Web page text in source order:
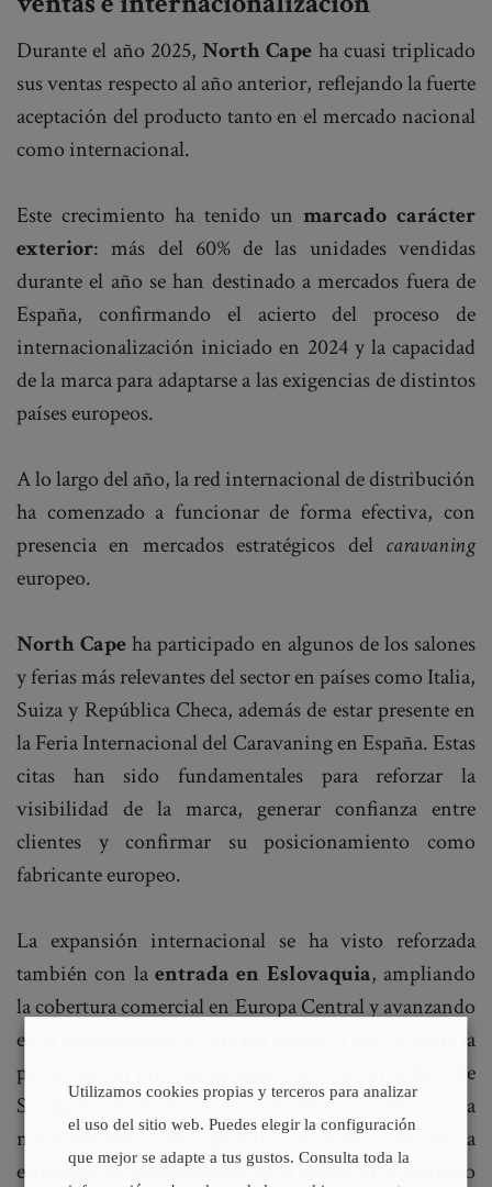
Durante el año 2025, North Cape ha cuasi triplicado
sus ventas respecto al año anterior, reflejando la fuerte
aceptación del producto tanto en el mercado nacional
como internacional.
Este crecimiento ha tenido un marcado carácter
exterior: más del 60% de las unidades vendidas
durante el año se han destinado a mercados fuera de
España, confirmando el acierto del proceso de
internacionalización iniciado en 2024 y la capacidad
de la marca para adaptarse a las exigencias de distintos
países europeos.
A lo largo del año, la red internacional de distribución
ha comenzado a funcionar de forma efectiva, con
presencia en mercados estratégicos del caravaning
europeo.
North Capeha participado en algunos de los salones
y ferias más relevantes del sector en países como Italia,
Suiza y República Checa, además de estar presente en
la Feria Internacional del Caravaning en España. Estas
citas han sido fundamentales para reforzar la
visibilidad de la marca, generar confianza entre
clientes y confirmar su posicionamiento como
fabricante europeo.
La expansión internacional se ha visto reforzada
también con la entrada en Eslovaquia, ampliando
la cobertura comercial en Europa Central y avanzando
en la construcción de una red sólida. A ello se suma la
participación prevista en enero de 2026 en la feria de
Stuttgart, uno de los eventos de referencia del sector a
nivel europeo, que supondrá un nuevo paso en la
estrategia de consolidación de la marca en el mercado
Utilizamos cookies propias y terceros para analizar
el uso del sitio web. Puedes elegir la configuración
que mejor se adapte a tus gustos. Consulta toda la